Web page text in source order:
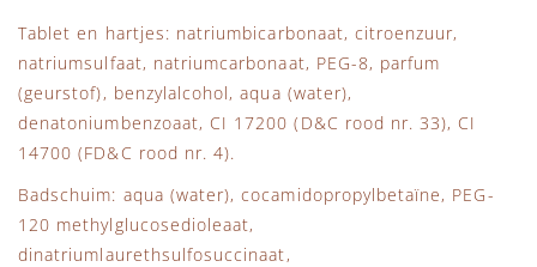
Tablet en hartjes: natriumbicarbonaat, citroenzuur,
natriumsulfaat, natriumcarbonaat, PEG-8, parfum
(geurstof), benzylalcohol, aqua (water),
denatoniumbenzoaat, CI 17200 (D&C rood nr. 33), CI
14700 (FD&C rood nr. 4).
Badschuim: aqua (water), cocamidopropylbetaïne, PEG-
120 methylglucosedioleaat,
dinatriumlaurethsulfosuccinaat,